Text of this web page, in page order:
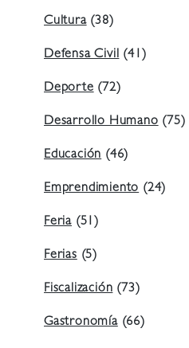
Cultura(38)
Defensa Civil (41)
Deporte (72)
Desarrollo Humano (75)
Educación (46)
Emprendimiento (24)
Feria (51)
Ferias (5)
Fiscalización (73)
Gastronomía(66)